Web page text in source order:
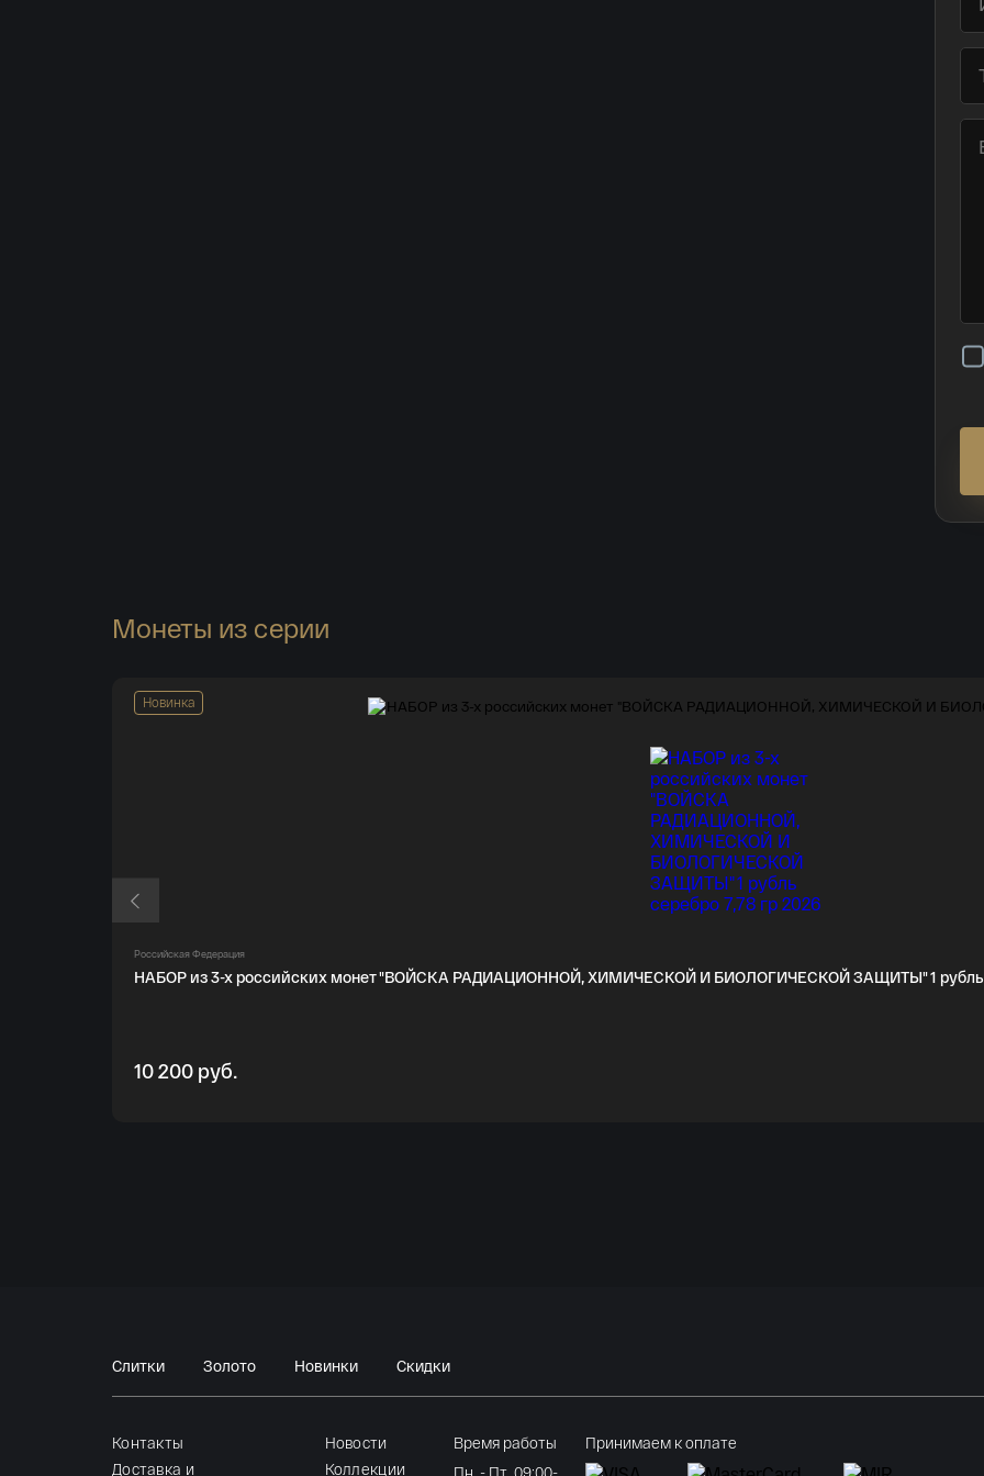
Монеты из серии
Новинка
Российская Федерация
НАБОР из 3-х российских монет "ВОЙСКА РАДИАЦИОННОЙ, ХИМИЧЕСКОЙ И БИОЛОГИЧЕСКОЙ ЗАЩИТЫ" 1 рубль
10 200 руб.
Слитки Золото Новинки Скидки
Контакты
Новости
Доставка и
Коллекции
Время работы
Пн. - Пт. 09:00-
Принимаем к оплате